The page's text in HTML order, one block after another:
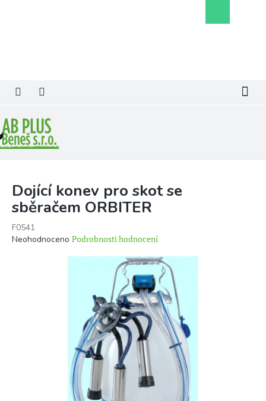
košík
Dojící konev pro skot se
sběračem ORBITER
F0541
Průměrné
Neohodnoceno Podrobnosti hodnocení